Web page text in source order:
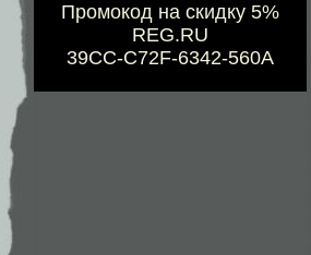
Промокод на скидку 5%
REG.RU
39CC-C72F-6342-560A